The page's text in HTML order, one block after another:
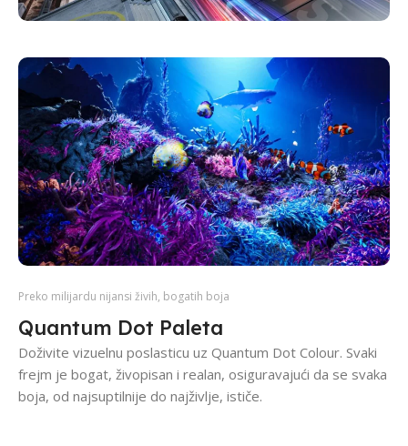
Preko milijardu nijansi živih, bogatih boja
Quantum Dot Paleta
Doživite vizuelnu poslasticu uz Quantum Dot Colour. Svaki
frejm je bogat, živopisan i realan, osiguravajući da se svaka
boja, od najsuptilnije do najživlje, ističe.